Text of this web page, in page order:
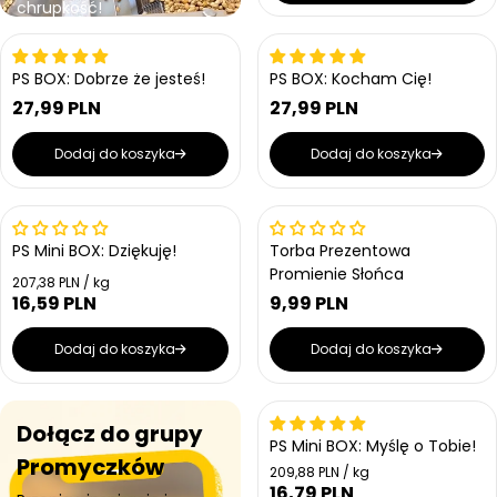
n
n
chrupkość!
a
e
g
l
a
r
n
Wrażliwe na ciepło
PS BOX: Dobrze że jesteś!
C
e
n
a
e
g
l
a
n
a
27,99 PLN
Dodaj do koszyka
Wrażliwe na ciepło
PS BOX: Kocham Cię!
C
e
n
a
e
g
u
l
a
n
a
27,99 PLN
Dodaj do koszyka
Wrażliwe na ciepło
PS Mini BOX: Dziękuję!
C
e
a
j
e
d
n
o
s
k
207,38 PLN / kg
C
n
a
r
g
l
16,59 PLN
Dodaj do koszyka
Torba Prezentowa
Promienie Słońca
C
e
n
a
e
g
l
9,99 PLN
Dodaj do koszyka
Dołącz do grupy
Promyczków
Wrażliwe na ciepło
PS Mini BOX: Myślę o Tobie!
C
e
209,88 PLN / kg